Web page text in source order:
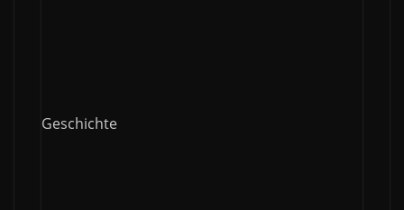
Geschichte